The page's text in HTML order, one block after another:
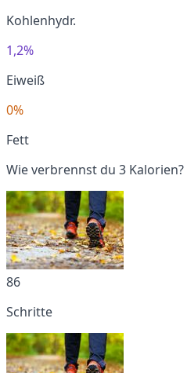
Kohlenhydr.
1,2%
Eiweiß
0%
Fett
Wie verbrennst du 3 Kalorien?
86
Schritte